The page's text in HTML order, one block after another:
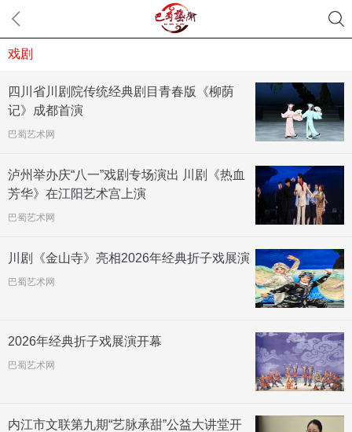
戏剧
四川省川剧院传统经典剧目青春版《柳荫
记》成都首演
巴蜀艺术网
泸州举办庆“八一”戏剧专场演出 川剧《热血
芳华》在江阳艺术宫上演
巴蜀艺术网
川剧《金山寺》亮相2026年经典折子戏展演
巴蜀艺术网
2026年经典折子戏展演开幕
巴蜀艺术网
内江市文联第九期“艺脉承甜”公益大讲堂开